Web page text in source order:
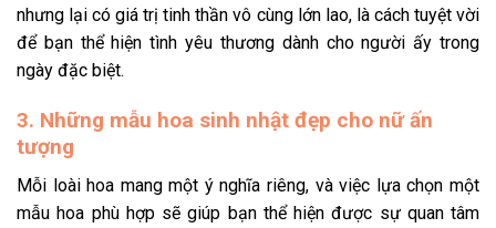
nhưng lại có giá trị tinh thần vô cùng lớn lao, là cách tuyệt vời
để bạn thể hiện tình yêu thương dành cho người ấy trong
ngày đặc biệt.
3. Những mẫu hoa sinh nhật đẹp cho nữ ấn
tượng
Mỗi loài hoa mang một ý nghĩa riêng, và việc lựa chọn một
mẫu hoa phù hợp sẽ giúp bạn thể hiện được sự quan tâm